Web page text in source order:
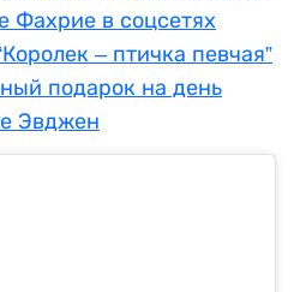
Фахрие в соцсетях
– птичка певчая”
подарок на день
Эвджен